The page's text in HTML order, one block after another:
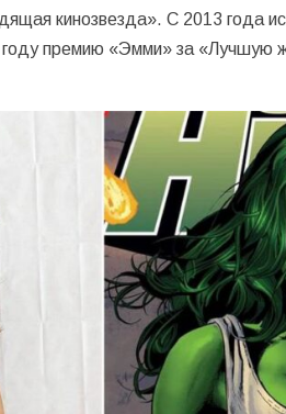
кинозвезда». С 2013 года
премию «Эмми» за «Лучшую